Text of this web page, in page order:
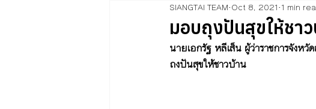
มอบถุงปันสุขให้ชา
SIANGTAI TEAM Oct 8, 2021 1 min
นายเอกรัฐ หลีเส็น ผู้ว่าราชการจัง
ถงปันสุขให้ชาวบ้าน